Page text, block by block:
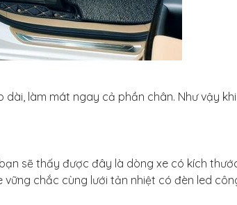
làm mát ngay cả phần chân. Như vậy
bạn sẽ thấy được đây là dòng xe có kích
chắc cùng lưới tản nhiệt có đèn led